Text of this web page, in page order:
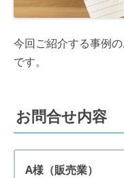
今回ご紹介する事例
です。
お問合せ内容
A様（販売業）